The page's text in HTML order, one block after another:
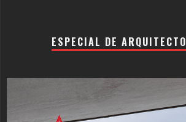
ESPECIAL DE